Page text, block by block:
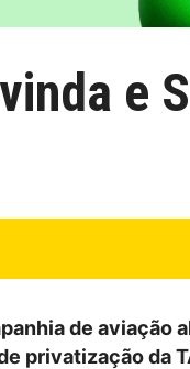
e
de aviação
privatização da